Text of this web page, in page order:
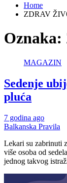
Home
ZDRAV
Oznaka:
MAGAZIN
Sedenje
pluća
7 godina ago
Balkanska Pravila
Lekari su zabrinuti
više osoba od
jednog takvog